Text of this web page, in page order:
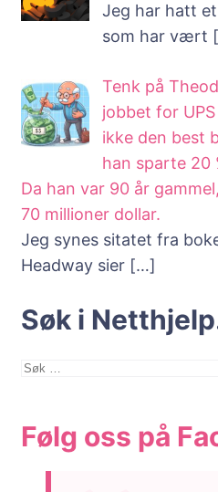
Jeg har hatt
som har vært
Tenk på
jobbet for
ikke den best
han sparte 20
Da han var 90 år
70 millioner dollar.
Jeg synes sitatet fra
Headway sier […]
Søk i
Søk
Følg oss på